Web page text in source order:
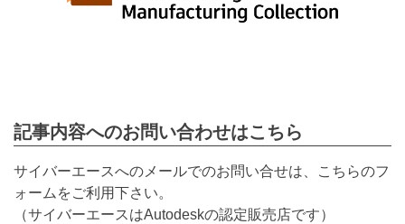
記事内容へのお問い合わせはこちら
サイバーエースへのメールでのお問い合せは、こちらのフ
ォームをご利用下さい。
（サイバーエースはAutodeskの認定販売店です）